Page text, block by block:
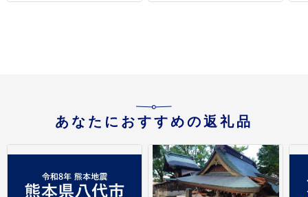
あなたにおすすめの返礼品